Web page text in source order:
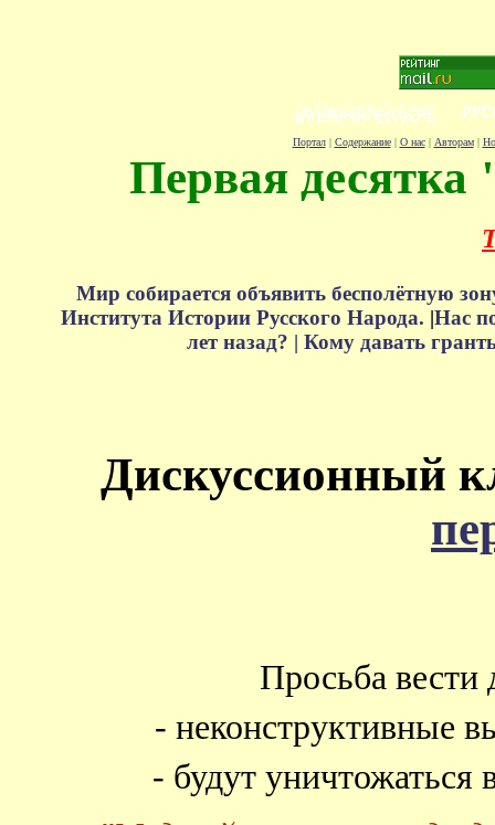
Портал| Содержание| О нас| Авторам|
Первая десятка
Мир собирается объявить бесполётную
Института Истории Русского Народа. |Нас
лет назад? | Кому давать
Дискуссионный
Просьба вести
- неконструктивные
- будут